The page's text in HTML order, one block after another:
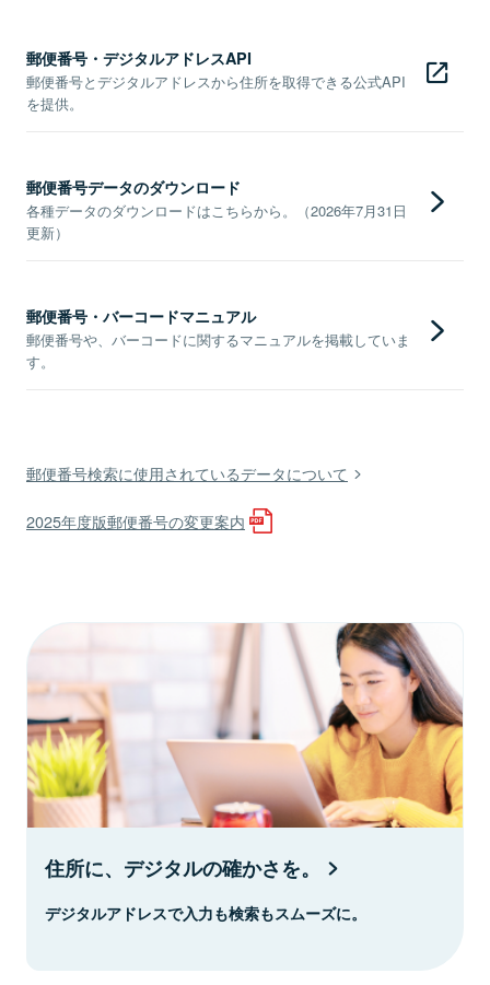
郵便番号・デジタルアドレスAPI
郵便番号とデジタルアドレスから住所を取得できる公式API
を提供。
郵便番号データのダウンロード
各種データのダウンロードはこちらから。（2026年7月31日
更新）
郵便番号・バーコードマニュアル
郵便番号や、バーコードに関するマニュアルを掲載していま
す。
郵便番号検索に使用されているデータについて
2025年度版郵便番号の変更案内
住所に、デジタルの確かさを。
デジタルアドレスで入力も検索もスムーズに。